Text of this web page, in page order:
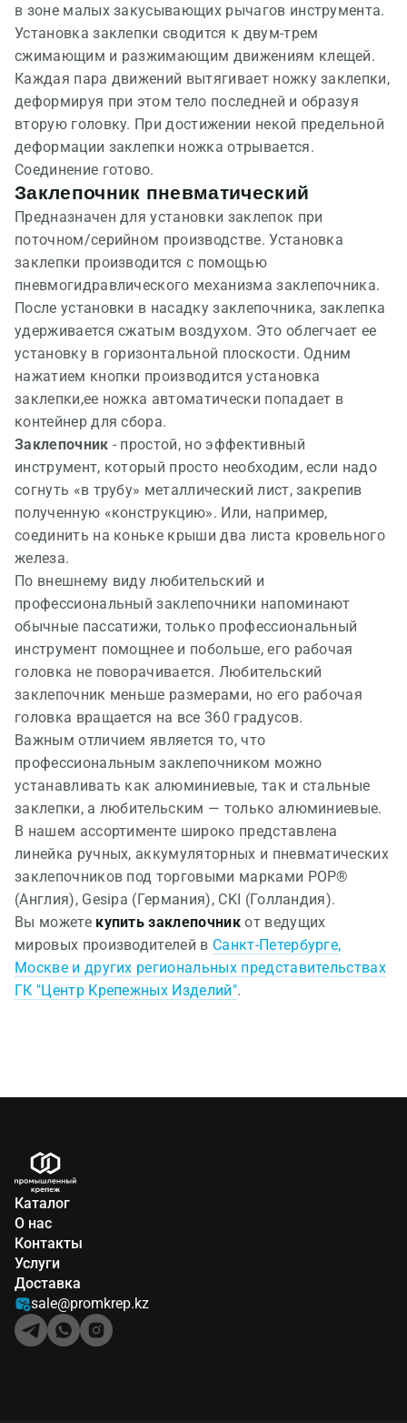
в зоне малых закусывающих рычагов инструмента.
Установка заклепки сводится к двум-трем
сжимающим и разжимающим движениям клещей.
Каждая пара движений вытягивает ножку заклепки,
деформируя при этом тело последней и образуя
вторую головку. При достижении некой предельной
деформации заклепки ножка отрывается.
Соединение готово.
Заклепочник пневматический
Предназначен для установки заклепок при
поточном/серийном производстве. Установка
заклепки производится с помощью
пневмогидравлического механизма заклепочника.
После установки в насадку заклепочника, заклепка
удерживается сжатым воздухом. Это облегчает ее
установку в горизонтальной плоскости. Одним
нажатием кнопки производится установка
заклепки,ее ножка автоматически попадает в
контейнер для сбора.
Заклепочник - простой, но эффективный
инструмент, который просто необходим, если надо
согнуть «в трубу» металлический лист, закрепив
полученную «конструкцию». Или, например,
соединить на коньке крыши два листа кровельного
железа.
По внешнему виду любительский и
профессиональный заклепочники напоминают
обычные пассатижи, только профессиональный
инструмент помощнее и побольше, его рабочая
головка не поворачивается. Любительский
заклепочник меньше размерами, но его рабочая
головка вращается на все 360 градусов.
Важным отличием является то, что
профессиональным заклепочником можно
устанавливать как алюминиевые, так и стальные
заклепки, а любительским — только алюминиевые.
В нашем ассортименте широко представлена
линейка ручных, аккумуляторных и пневматических
заклепочников под торговыми марками POP®
(Англия), Gesipa (Германия), CKI (Голландия).
Вы можете купить заклепочникот ведущих
мировых производителей в Санкт-Петербурге,
Москве и других региональных представительствах
ГК "Центр Крепежных Изделий".
Каталог
О нас
Контакты
Услуги
Доставка
sale@promkrep.kz